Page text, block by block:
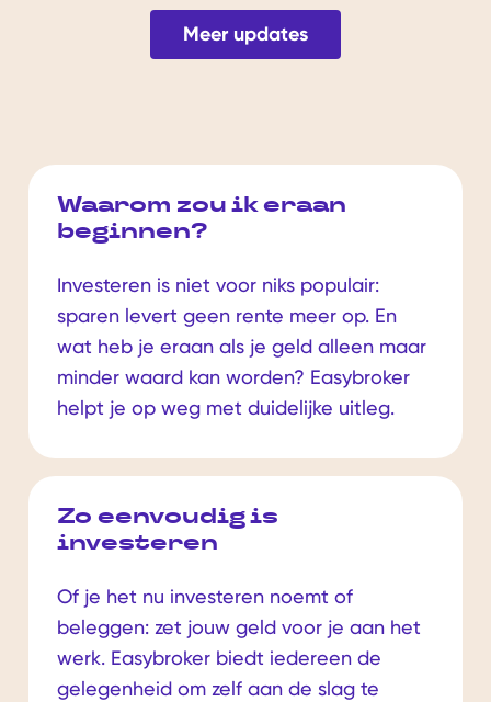
Meer updates
Waarom zou ik eraan
beginnen?
Investeren is niet voor niks populair:
sparen levert geen rente meer op. En
wat heb je eraan als je geld alleen maar
minder waard kan worden? Easybroker
helpt je op weg met duidelijke uitleg.
Zo eenvoudig is
investeren
Of je het nu investeren noemt of
beleggen: zet jouw geld voor je aan het
werk. Easybroker biedt iedereen de
gelegenheid om zelf aan de slag te